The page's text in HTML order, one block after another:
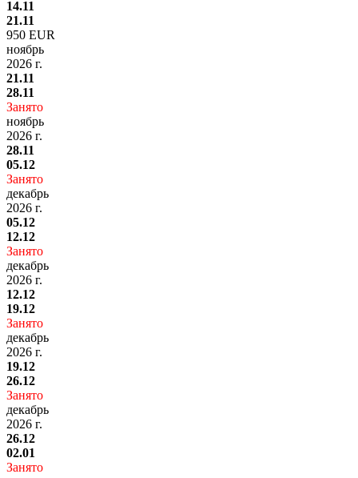
14.11
21.11
950 EUR
ноябрь
2026 г.
21.11
28.11
Занято
ноябрь
2026 г.
28.11
05.12
Занято
декабрь
2026 г.
05.12
12.12
Занято
декабрь
2026 г.
12.12
19.12
Занято
декабрь
2026 г.
19.12
26.12
Занято
декабрь
2026 г.
26.12
02.01
Занято